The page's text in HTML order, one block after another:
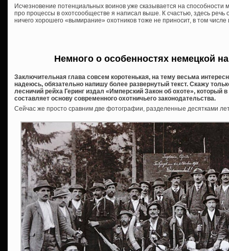
Исчезновение потенциальных воинов уже сказывается на способности
про процессы в охотсообществе я написал выше. К счастью, здесь
ничего хорошего «вымирание» охотников тоже не приносит, в том
Немного о особенностях немецкой
Заключительная глава совсем коротенькая, на тему весьма
надеюсь, обязательно напишу более развернутый текст. Скажу
лесничий рейха Геринг издал «Имперский Закон об охоте», который
составляет основу современного охотничьего законодательства.
Сейчас же просто сравним две фотографии, разделенные десятками